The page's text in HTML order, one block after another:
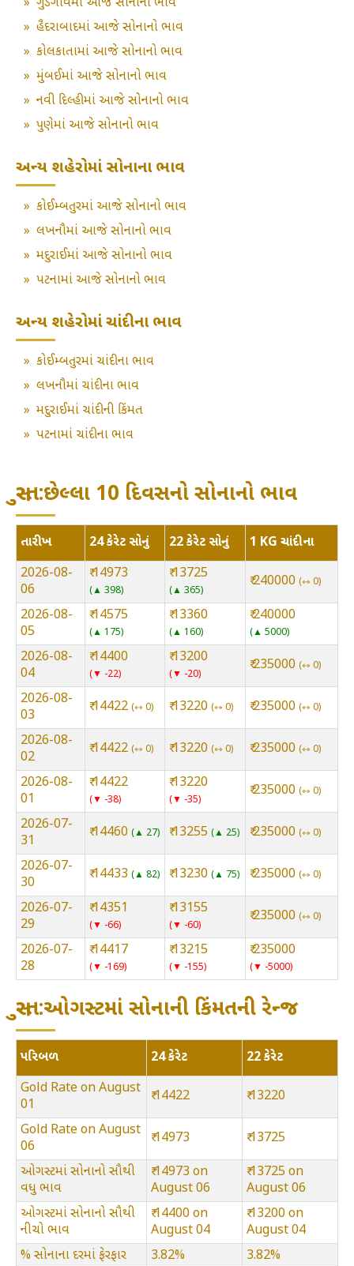
» ગુડગાંવમાં આજે સોનાનો ભાવ
» હૈદરાબાદમાં આજે સોનાનો ભાવ
» કોલકાતામાં આજે સોનાનો ભાવ
» મુંબઈમાં આજે સોનાનો ભાવ
» નવી દિલ્હીમાં આજે સોનાનો ભાવ
» પુણેમાં આજે સોનાનો ભાવ
અન્ય શહેરોમાં સોનાના ભાવ
» કોઈમ્બતુરમાં આજે સોનાનો ભાવ
» લખનૌમાં આજે સોનાનો ભાવ
» મદુરાઈમાં આજે સોનાનો ભાવ
» પટનામાં આજે સોનાનો ભાવ
અન્ય શહેરોમાં ચાંદીના ભાવ
» કોઈમ્બતુરમાં ચાંદીના ભાવ
» લખનૌમાં ચાંદીના ભાવ
» મદુરાઈમાં ચાંદીની કિંમત
» પટનામાં ચાંદીના ભાવ
સુરત:છેલ્લા 10 દિવસનો સોનાનો ભાવ
તારીખ 24 કેરેટ સોનું 22 કેરેટ સોનું
1 KG ચાંદીના
2026-08-
06
₹ 14973
▲ 398
₹ 13725
▲ 365
₹ 240000 ⇿ 0
2026-08-
05
₹ 14575
▲ 175
₹ 13360
▲ 160
₹ 240000
▲ 5000
2026-08-
04
₹ 14400
▼ -22
₹ 13200
▼ -20
₹ 235000 ⇿ 0
2026-08-
03
₹ 14422 ⇿ 0 ₹ 13220 ⇿ 0 ₹ 235000 ⇿ 0
2026-08-
02
₹ 14422 ⇿ 0 ₹ 13220 ⇿ 0 ₹ 235000 ⇿ 0
2026-08-
01
₹ 14422
▼ -38
₹ 13220
▼ -35
₹ 235000 ⇿ 0
2026-07-
31
₹ 14460 ▲ 27 ₹ 13255 ▲ 25 ₹ 235000 ⇿ 0
2026-07-
30
₹ 14433 ▲ 82 ₹ 13230 ▲ 75 ₹ 235000 ⇿ 0
2026-07-
29
₹ 14351
▼ -66
₹ 13155
▼ -60
₹ 235000 ⇿ 0
2026-07-
28
₹ 14417
▼ -169
₹ 13215
▼ -155
₹ 235000
▼ -5000
સુરત:ઓગસ્ટમાં સોનાની કિંમતની રેન્જ
પરિબળ 24 કેરેટ
22 કેરેટ
Gold Rate on August
01
₹ 14422 ₹ 13220
Gold Rate on August
06
₹ 14973 ₹ 13725
ઓગસ્ટમાં સોનાનો સૌથી
વધુ ભાવ
₹ 14973 on
August 06
₹ 13725 on
August 06
ઓગસ્ટમાં સોનાનો સૌથી
નીચો ભાવ
₹ 14400 on
August 04
₹ 13200 on
August 04
% સોનાના દરમાં ફેરફાર
3.82%
3.82%